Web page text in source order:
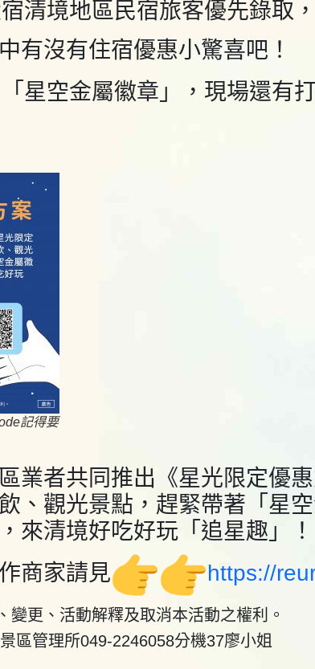
清境地區民宿旅客優先錄取
有沒有住宿優惠小驚喜吧！
星空金屬徽章」，現場還有
記得要
業者共同推出《星光限定優
、觀光景點，趕緊帶著「星空
來清境好吃好玩「追星趣」！
商家請見
https://
變更、活動解釋及取消本活動之權利。
區管理所049-2246058分機37廖小姐